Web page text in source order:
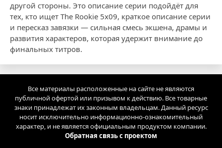
другой стороны. Это описание серии подойдёт для
тех, кто ищет The Rookie 5x09, краткое описание серии
и пересказ завязки — сильная смесь экшена, драмы и
развития характеров, которая удержит внимание до
финальных титров.
Все материалы расположенные на сайте не являются
публичной офертой или призывом к действию. Все товарные
знаки принадлежат их законным владельцам. Данный ресурс
носит исключительно информационно-ознакомительный
характер, и не является официальным продуктом компании.
Обратная связь с проектом